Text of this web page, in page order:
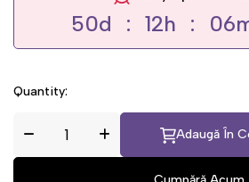
50d 12h 06
Quantity:
Adaugă În